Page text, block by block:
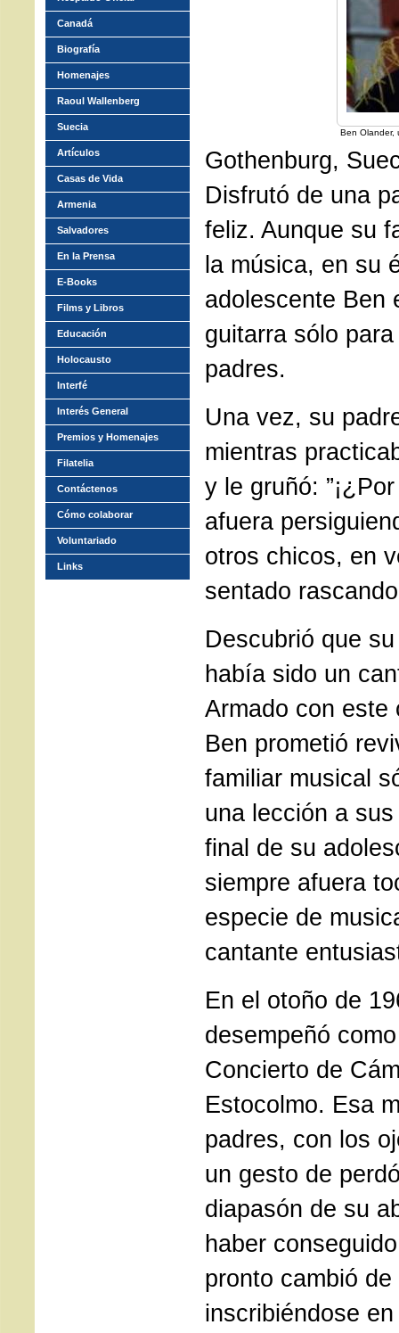
Ben Olander,
Gothenburg,
Disfrutó de una
feliz. Aunque su
la música, en su
adolescente Ben
guitarra sólo
padres.
Una vez, su
mientras
y le gruñó:
afuera
otros chicos, en
sentado
Descubrió que
había sido un
Armado con este
Ben prometió
familiar musical
una lección a
final de su
siempre afuera
especie de
cantante
En el otoño de
desempeñó
Concierto de
Estocolmo. Esa
padres, con los
un gesto de
diapasón de su
haber
pronto cambió de
inscribiéndose
Canadá
Biografía
Homenajes
Raoul Wallenberg
Suecia
Artículos
Casas de Vida
Armenia
Salvadores
En la Prensa
E-Books
Films y Libros
Educación
Holocausto
Interfé
Interés General
Premios y Homenajes
Filatelia
Contáctenos
Cómo colaborar
Voluntariado
Links